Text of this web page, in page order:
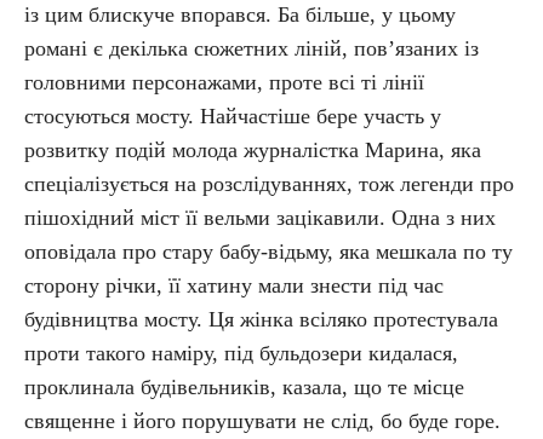
із цим блискуче впорався. Ба більше, у цьому
романі є декілька сюжетних ліній, пов’язаних із
головними персонажами, проте всі ті лінії
стосуються мосту. Найчастіше бере участь у
розвитку подій молода журналістка Марина, яка
спеціалізується на розслідуваннях, тож легенди про
пішохідний міст її вельми зацікавили. Одна з них
оповідала про стару бабу-відьму, яка мешкала по ту
сторону річки, її хатину мали знести під час
будівництва мосту. Ця жінка всіляко протестувала
проти такого наміру, під бульдозери кидалася,
проклинала будівельників, казала, що те місце
священне і його порушувати не слід, бо буде горе.